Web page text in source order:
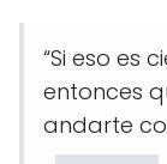
“Si eso es
entonces
andarte